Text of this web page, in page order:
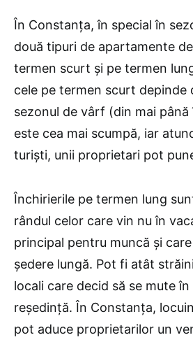
În Constanța, în special în
două tipuri de apartamente
termen scurt și pe termen
cele pe termen scurt depinde
sezonul de vârf (din mai până
este cea mai scumpă, iar
turişti, unii proprietari pot
Închirierile pe termen lung
rândul celor care vin nu în
principal pentru muncă și
ședere lungă. Pot fi atât
locali care decid să se mute
reședință. În Constanța,
pot aduce proprietarilor un